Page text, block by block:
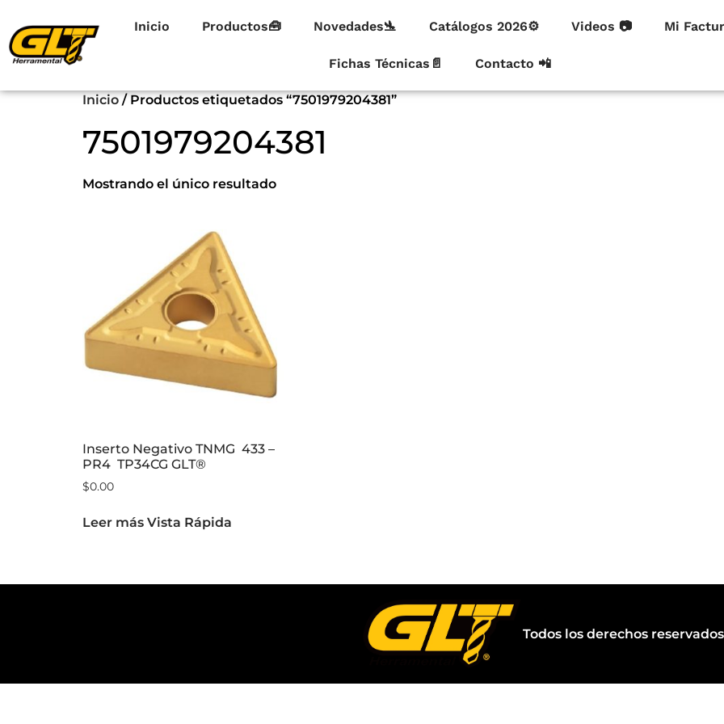
Inicio Productos🧰 Novedades🛬 Catálogos 2026⚙ Videos 📷 Mi
Fichas Técnicas📄 Contacto 📲
Inicio/ Productos etiquetados “7501979204381”
7501979204381
Mostrando el único resultado
Inserto Negativo TNMG 433 –
PR4 TP34CG GLT®
$0.00
Leer más Vista Rápida
Todos los derechos reservados